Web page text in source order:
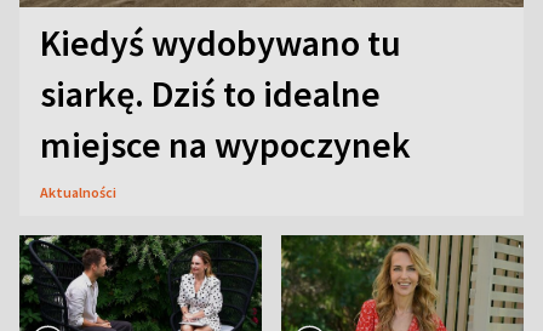
Kiedyś wydobywano tu
siarkę. Dziś to idealne
miejsce na wypoczynek
Aktualności